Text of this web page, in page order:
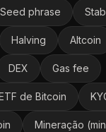
Seed phrase
Halving Altcoin
DEX Gas fee
de Bitcoin
Mineração